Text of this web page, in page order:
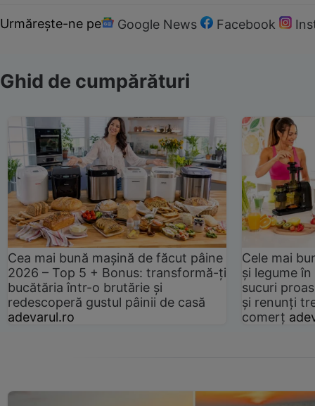
Urmărește-ne pe Google News Facebook
Ghid de cumpărături
Cea mai bună mașină de făcut pâine
2026 – Top 5 + Bonus: transformă-ți
bucătăria într-o brutărie și
redescoperă gustul pâinii de casă
adevarul.ro
Cele mai
și legume
sucuri
și renunți
comerț